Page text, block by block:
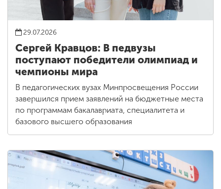
29.07.2026
Сергей Кравцов: В педвузы
поступают победители олимпиад и
чемпионы мира
В педагогических вузах Минпросвещения России
завершился прием заявлений на бюджетные места
по программам бакалавриата, специалитета и
базового высшего образования